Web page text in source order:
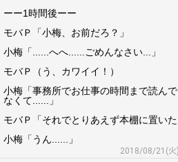
ーー1時間後ーー
モバＰ「小梅、お前だろ？」
小梅「......へへ......ごめんなさい...」
モバＰ（う、カワイイ！）
小梅「事務所でお仕事の時間まで読ん
なくて......」
モバＰ「それでとりあえず本棚に置いた
小梅「うん......」
2018/08/21(火